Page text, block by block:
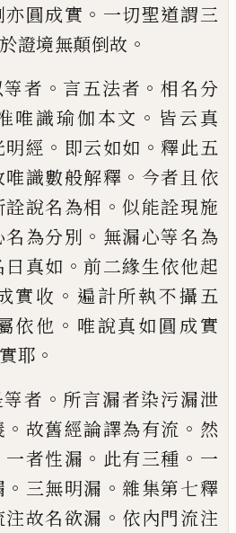
圓成實 。 一切聖道謂三
證境無顛倒故 。
者 。 言五法者 。相名分
唯識瑜伽本文 。 皆云真
明經 。 即云如如 。釋此五
唯識數般解釋 。 今者且依
詮說名為相 。似能詮現施
名為分別 。 無漏心等名為
曰真如 。前二緣生依他起
實收 。 遍計所執不攝五
依他 。 唯說真如圓成實
耶 。
者 。 所言漏者染污漏泄
。 故舊經論譯為有流 。 然
一者性漏 。 此有三種 。 一
。 三無明漏 。 雜集第七釋
故名欲漏 。 依內門流注